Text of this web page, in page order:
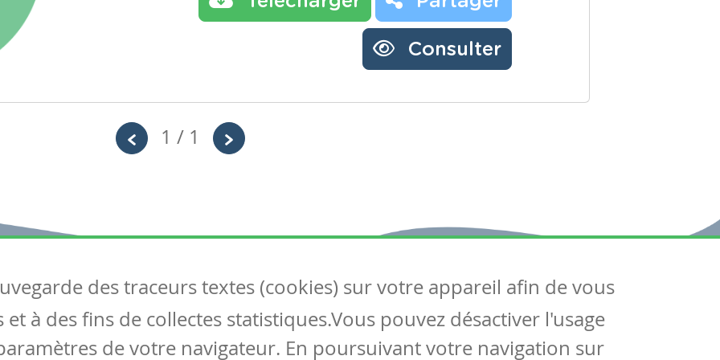
Consulter
1 / 1
Articles
Tous les articles
Articles DYS
Suivez-nous
Contactez-nous
Soutien scolaire
des traceurs textes (cookies) sur votre appareil afin de vous
à des fins de collectes statistiques.Vous pouvez désactiver l'usage
de votre navigateur. En poursuivant votre navigation sur